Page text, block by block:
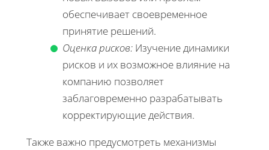
обеспечивает своевременное
принятие решений.
Оценка рисков: Изучение динамики
рисков и их возможное влияние на
компанию позволяет
заблаговременно разрабатывать
корректирующие действия.
Также важно предусмотреть механизмы